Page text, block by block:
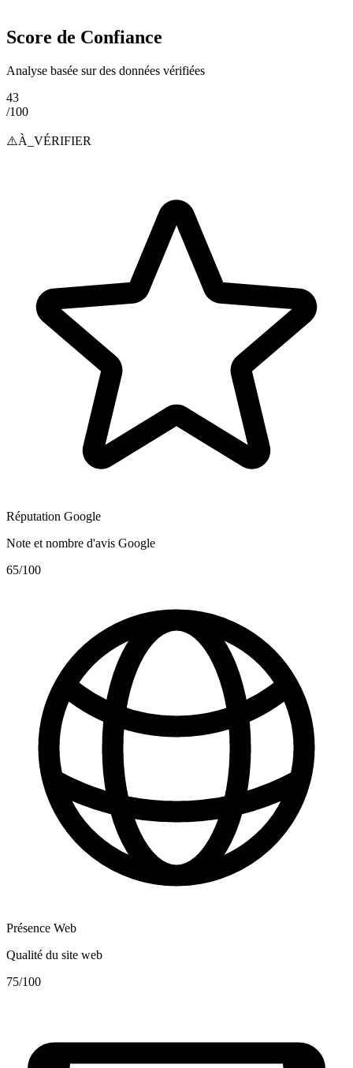
Score de Confiance
Analyse basée sur des données vérifiées
43
/100
⚠️À_VÉRIFIER
Réputation Google
Note et nombre d'avis Google
65/100
Présence Web
Qualité du site web
75/100